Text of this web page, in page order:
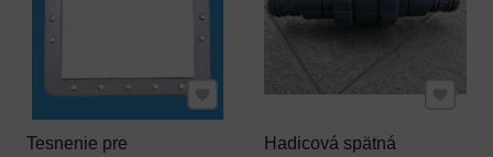
Tesnenie pre
Pridať k Obľúbeným
Hadicová spätná
Pridať k